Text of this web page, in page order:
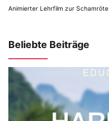
Animierter Lehrfilm zur Schamröte
Beliebte Beiträge